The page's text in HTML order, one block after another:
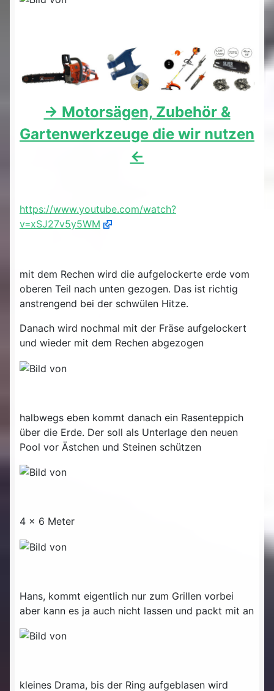
-> Motorsägen, Zubehör &
Gartenwerkzeuge die wir nutzen
<-
https://www.youtube.com/watch?
v=xSJ27v5y5WM
mit dem Rechen wird die aufgelockerte erde vom
oberen Teil nach unten gezogen. Das ist richtig
anstrengend bei der schwülen Hitze.
Danach wird nochmal mit der Fräse aufgelockert
und wieder mit dem Rechen abgezogen
halbwegs eben kommt danach ein Rasenteppich
über die Erde. Der soll als Unterlage den neuen
Pool vor Ästchen und Steinen schützen
4 x 6 Meter
Hans, kommt eigentlich nur zum Grillen vorbei
aber kann es ja auch nicht lassen und packt mit an
kleines Drama, bis der Ring aufgeblasen wird